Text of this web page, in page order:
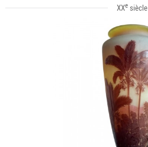
XXesiècle